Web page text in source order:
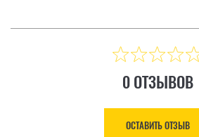
0 ОТЗЫВОВ
ОСТАВИТЬ ОТЗЫВ